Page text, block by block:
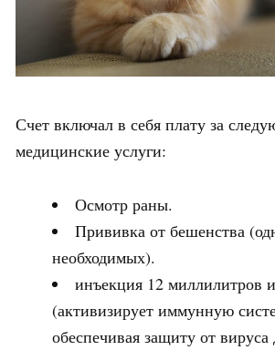
Счет включал в себя плату за
медицинские услуги:
Осмотр раны.
Прививка от бешенства
необходимых).
инъекция 12 миллилитров
(активизирует иммунную
обеспечивая защиту от